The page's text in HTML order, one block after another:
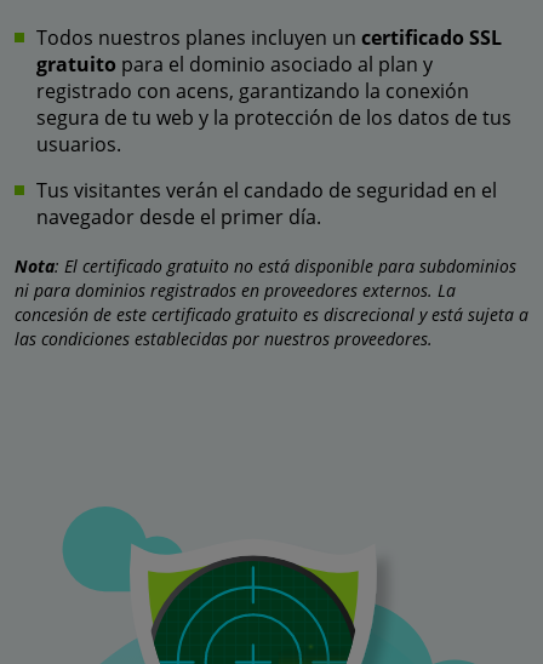
Todos nuestros planes incluyen un certificado SSL
gratuito para el dominio asociado al plan y
registrado con acens, garantizando la conexión
segura de tu web y la protección de los datos de tus
usuarios.
Tus visitantes verán el candado de seguridad en el
navegador desde el primer día.
Nota: El certificado gratuito no está disponible para subdominios
ni para dominios registrados en proveedores externos. La
concesión de este certificado gratuito es discrecional y está sujeta a
las condiciones establecidas por nuestros proveedores.